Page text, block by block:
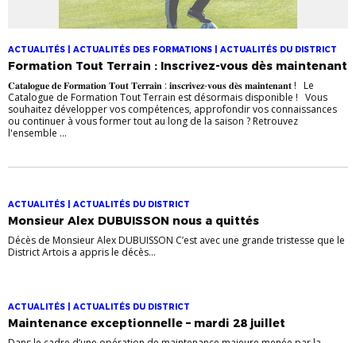
ACTUALITÉS | ACTUALITÉS DES FORMATIONS | ACTUALITÉS DU DISTRICT
Formation Tout Terrain : Inscrivez-vous dès maintenant
𝐂𝐚𝐭𝐚𝐥𝐨𝐠𝐮𝐞 𝐝𝐞 𝐅𝐨𝐫𝐦𝐚𝐭𝐢𝐨𝐧 𝐓𝐨𝐮𝐭 𝐓𝐞𝐫𝐫𝐚𝐢𝐧 : 𝐢𝐧𝐬𝐜𝐫𝐢𝐯𝐞𝐳-𝐯𝐨𝐮𝐬 𝐝𝐞̀𝐬 𝐦𝐚𝐢𝐧𝐭𝐞𝐧𝐚𝐧𝐭 ! Le
Catalogue de Formation Tout Terrain est désormais disponible ! Vous
souhaitez développer vos compétences, approfondir vos connaissances
ou continuer à vous former tout au long de la saison ? Retrouvez
l'ensemble ...
ACTUALITÉS | ACTUALITÉS DU DISTRICT
Monsieur Alex DUBUISSON nous a quittés
Décès de Monsieur Alex DUBUISSON C’est avec une grande tristesse que le
District Artois a appris le décès...
ACTUALITÉS | ACTUALITÉS DU DISTRICT
Maintenance exceptionnelle – mardi 28 juillet